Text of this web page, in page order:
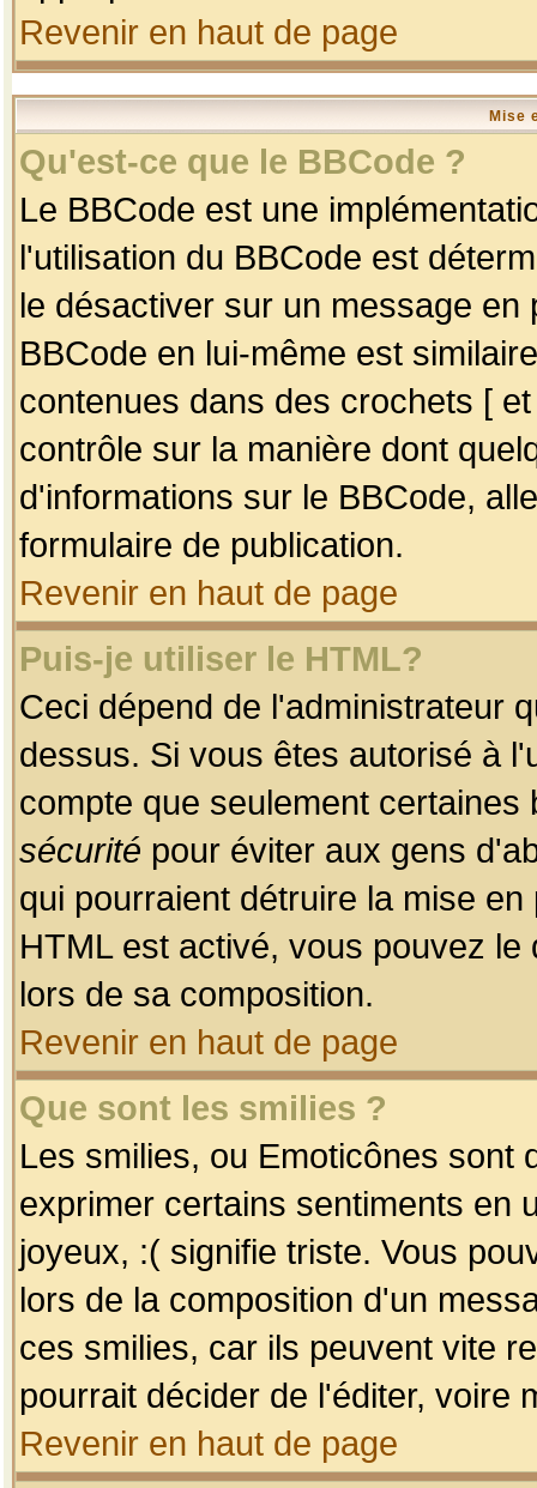
Revenir en haut de page
Mise
Qu'est-ce que le BBCode ?
Le BBCode est une
l'utilisation du BBCode est
le désactiver sur un message
BBCode en lui-même est
contenues dans des crochets [
contrôle sur la manière dont
d'informations sur le BBCode,
formulaire de publication.
Revenir en haut de page
Puis-je utiliser le HTML?
Ceci dépend de l'administrateur
dessus. Si vous êtes autorisé à
compte que seulement
sécurité pour éviter aux gens
qui pourraient détruire la mise
HTML est activé, vous pouvez
lors de sa composition.
Revenir en haut de page
Que sont les smilies ?
Les smilies, ou Emoticônes sont
exprimer certains sentiments en
joyeux, :( signifie triste. Vous
lors de la composition d'un
ces smilies, car ils peuvent vite
pourrait décider de l'éditer, voire
Revenir en haut de page